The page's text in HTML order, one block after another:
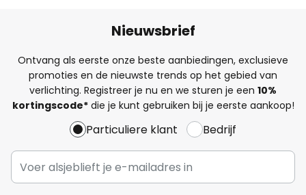
Nieuwsbrief
Ontvang als eerste onze beste aanbiedingen, exclusieve
promoties en de nieuwste trends op het gebied van
verlichting. Registreer je nu en we sturen je een 10%
kortingscode*die je kunt gebruiken bij je eerste aankoop!
Particuliere klant Bedrijf